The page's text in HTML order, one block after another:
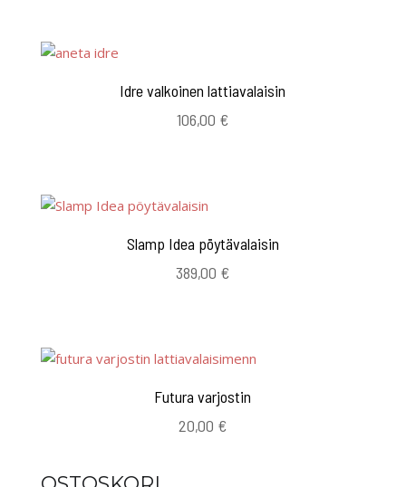
Idre valkoinen lattiavalaisin
106,00 €
Slamp Idea pöytävalaisin
389,00 €
Futura varjostin
20,00 €